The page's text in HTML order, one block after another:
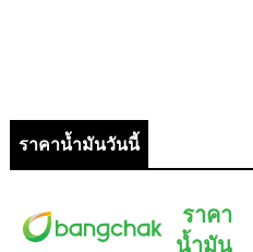
ราคาน้ำมันวันนี้